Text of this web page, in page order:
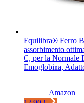
Equilibra® Ferro
assorbimento
C, per la Normale
Emoglobina,
Amazon